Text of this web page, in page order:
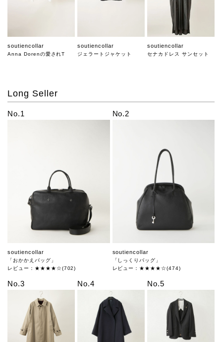
soutiencollar
Anna Dorenの愛されT
soutiencollar
ジェラートジャケット
soutiencollar
セナカドレス サンセット
Long Seller
No.1
soutiencollar
「おかかえバッグ」
レビュー：★★★★☆(702)
No.2
soutiencollar
「しっくりバッグ」
レビュー：★★★★☆(474)
No.3 No.4 No.5